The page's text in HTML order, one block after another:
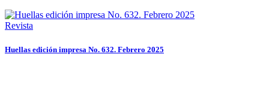
Revista
Huellas edición impresa No. 632. Febrero 2025